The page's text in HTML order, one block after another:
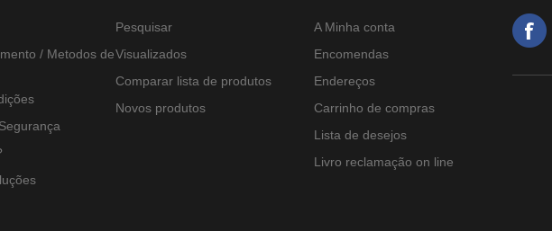
/ Metodos de
Pesquisar
Visualizados
Comparar lista de produtos
Novos produtos
A Minha conta
Encomendas
Endereços
Carrinho de compras
Lista de desejos
Livro reclamação on line